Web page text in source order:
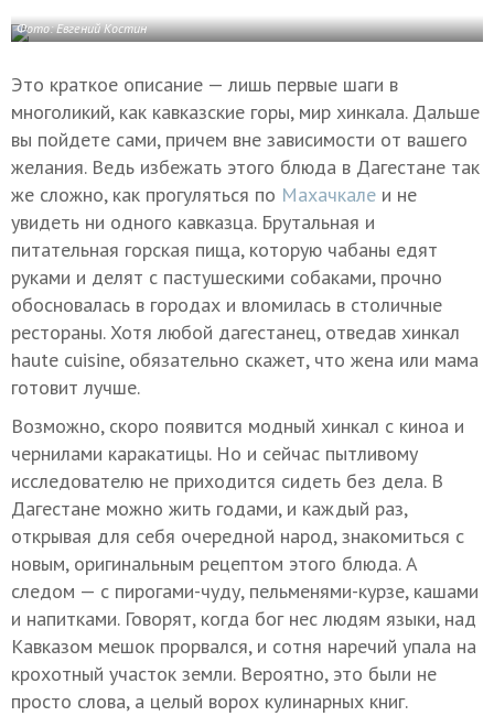
Фото: Евгений Костин
Это краткое описание — лишь первые шаги в
многоликий, как кавказские горы, мир хинкала. Дальше
вы пойдете сами, причем вне зависимости от вашего
желания. Ведь избежать этого блюда в Дагестане так
же сложно, как прогуляться по Махачкале и не
увидеть ни одного кавказца. Брутальная и
питательная горская пища, которую чабаны едят
руками и делят с пастушескими собаками, прочно
обосновалась в городах и вломилась в столичные
рестораны. Хотя любой дагестанец, отведав хинкал
haute cuisine, обязательно скажет, что жена или мама
готовит лучше.
Возможно, скоро появится модный хинкал с киноа и
чернилами каракатицы. Но и сейчас пытливому
исследователю не приходится сидеть без дела. В
Дагестане можно жить годами, и каждый раз,
открывая для себя очередной народ, знакомиться с
новым, оригинальным рецептом этого блюда. А
следом — с пирогами-чуду, пельменями-курзе, кашами
и напитками. Говорят, когда бог нес людям языки, над
Кавказом мешок прорвался, и сотня наречий упала на
крохотный участок земли. Вероятно, это были не
просто слова, а целый ворох кулинарных книг.